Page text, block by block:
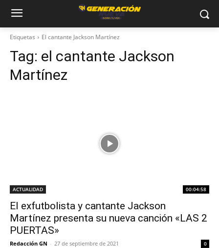
Etiquetas El cantante Jackson Martínez
Tag: el cantante Jackson
Martínez
ACTUALIDAD 00:04:58
El exfutbolista y cantante Jackson
Martínez presenta su nueva canción «LAS 2
PUERTAS»
Redacción GN - 27 de septiembre de 2021 0